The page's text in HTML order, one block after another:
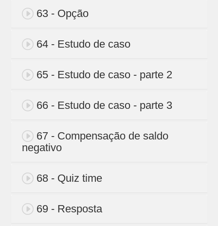
63 - Opção
64 - Estudo de caso
65 - Estudo de caso - parte 2
66 - Estudo de caso - parte 3
67 - Compensação de saldo
negativo
68 - Quiz time
69 - Resposta